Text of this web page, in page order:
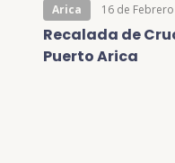
Arica 16 de
Recalada de
Puerto Arica